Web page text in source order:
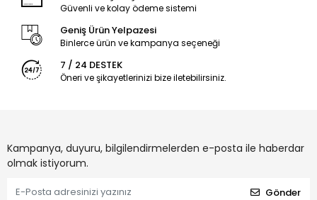
Güvenli ve kolay ödeme sistemi
Geniş Ürün Yelpazesi
Binlerce ürün ve kampanya seçeneği
7 / 24 DESTEK
Öneri ve şikayetlerinizi bize iletebilirsiniz.
Kampanya, duyuru, bilgilendirmelerden e-posta ile haberdar
olmak istiyorum.
Gönder